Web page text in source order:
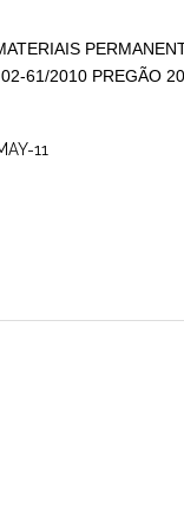
61/2010 PREGÃO
11